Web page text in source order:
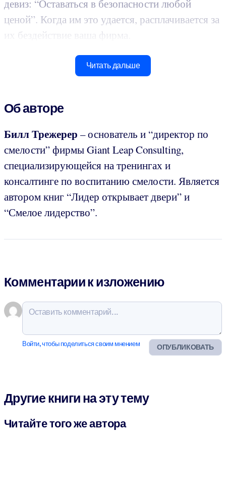
девиз: “Оставаться в безопасности любой
ценой”. Когда им это удается, расплачивается за
их бездействие ваша фирма.
Читать дальше
Об авторе
Билл Трежерер – основатель и “директор по
смелости” фирмы Giant Leap Consulting,
специализирующейся на тренингах и
консалтинге по воспитанию смелости. Является
автором книг “Лидер открывает двери” и
“Смелое лидерство”.
Комментарии к изложению
ОПУБЛИКОВАТЬ
Войти, чтобы поделиться своим мнением
Другие книги на эту тему
Читайте того же автора